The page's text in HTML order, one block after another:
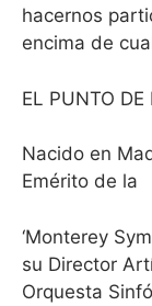
hacernos
encima de
EL PUNTO DE
Nacido en
Emérito de la
‘Monterey
su Director
Orquesta